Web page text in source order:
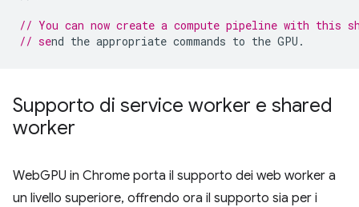
// You can now create a compute pipeline with this
// se
Supporto di service worker e shared
worker
WebGPU in Chrome porta il supporto dei web worker a
un livello superiore, offrendo ora il supporto sia per i